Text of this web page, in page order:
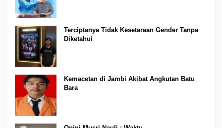
Terciptanya Tidak Kesetaraan Gender Tanpa
Diketahui
Kemacetan di Jambi Akibat Angkutan Batu
Bara